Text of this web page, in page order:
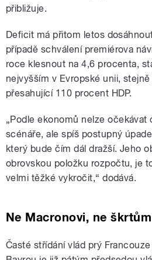
přibližuje.
Deficit má přitom letos
případě schválení premiérova
roce klesnout na 4,6 procenta,
nejvyšším v Evropské unii,
přesahující 110 procent HDP.
„Podle ekonomů nelze očekávat
scénáře, ale spíš postupný
který bude čím dál dražší. Jeho
obrovskou položku rozpočtu, je
velmi těžké vykročit,“ dodává.
Ne Macronovi, ne škrtům
Časté střídání vlád prý